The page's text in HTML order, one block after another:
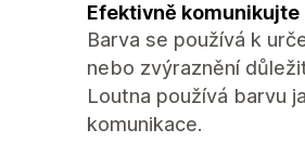
Efektivně komunikujte
Barva se používá k
nebo zvýraznění
Loutna používá barvu
komunikace.